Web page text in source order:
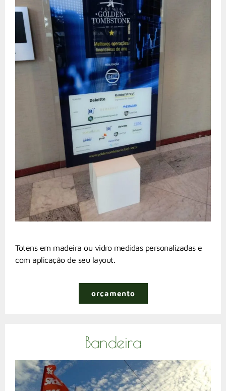
Totens em madeira ou vidro medidas personalizadas e
com aplicação de seu layout.
orçamento
Bandeira